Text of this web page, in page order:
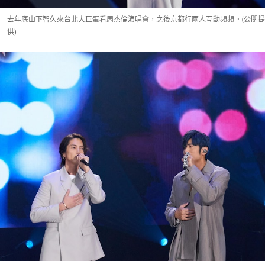
去年底山下智久來台北大巨蛋看周杰倫演唱會，之後京都行兩人互動頻頻。(公關提
供)